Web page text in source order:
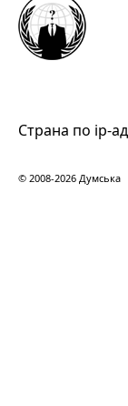
Страна по ip-
© 2008-2026 Думська